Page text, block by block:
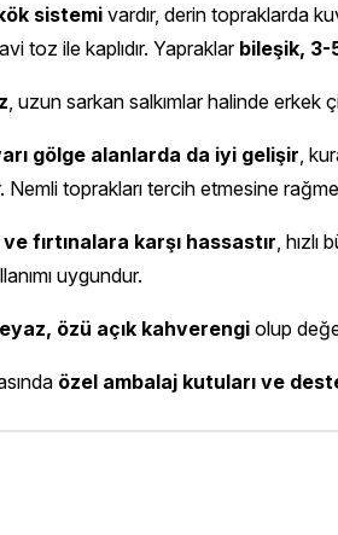
sistemivardır, derin topraklarda
toz ile kaplıdır. Yapraklar bileşik, 3-
, uzun sarkan salkımlar halinde
gölge alanlarda da iyi gelişir ,
Nemli toprakları tercih etmesine
fırtınalara karşı hassastır ,
uygundur.
özü açık kahverengi olup
özel ambalaj kutuları ve